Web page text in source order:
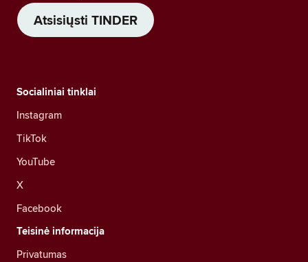
Atsisiųsti TINDER
Socialiniai tinklai
Instagram
TikTok
YouTube
X
Facebook
Teisinė informacija
Privatumas